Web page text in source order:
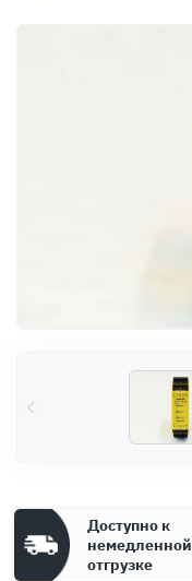
Доступно к
немедленной
отгрузке